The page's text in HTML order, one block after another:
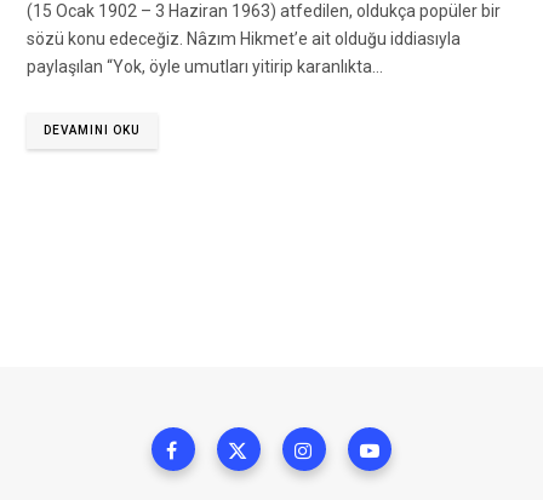
(15 Ocak 1902 – 3 Haziran 1963) atfedilen, oldukça popüler bir
sözü konu edeceğiz. Nâzım Hikmet’e ait olduğu iddiasıyla
paylaşılan “Yok, öyle umutları yitirip karanlıkta…
DEVAMINI OKU